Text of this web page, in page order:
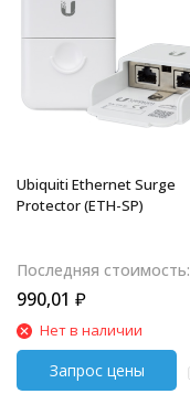
Ubiquiti Ethernet Surge
Protector (ETH-SP)
Последняя стоимость:
990,01 ₽
Нет в наличии